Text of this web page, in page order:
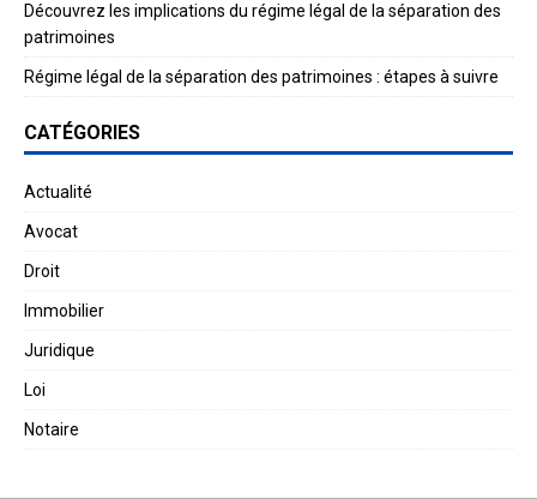
Découvrez les implications du régime légal de la séparation des
patrimoines
Régime légal de la séparation des patrimoines : étapes à suivre
CATÉGORIES
Actualité
Avocat
Droit
Immobilier
Juridique
Loi
Notaire